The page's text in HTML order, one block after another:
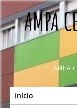
Skip
to
contentAMPA
AMPA
Inicio